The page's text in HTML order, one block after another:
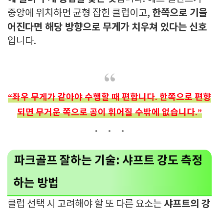
중앙에 위치하면 균형 잡힌 클럽이고, 한쪽으로 기울
어진다면 해당 방향으로 무게가 치우쳐 있다는 신호
입니다.
“좌우 무게가 같아야 수행할 때 편합니다. 한쪽으로 편향
되면 무거운 쪽으로 공이 휘어질 수밖에 없습니다.”
파크골프 잘하는 기술: 샤프트 강도 측정
하는 방법
클럽 선택 시 고려해야 할 또 다른 요소는샤프트의 강